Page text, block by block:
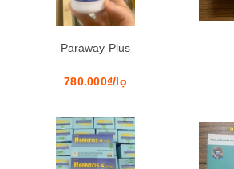
Paraway Plus
780.000₫/lọ